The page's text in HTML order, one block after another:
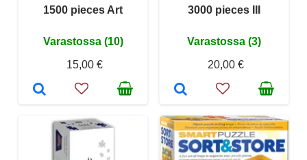
1500 pieces Art
Varastossa (10)
15,00 €
3000 pieces III
Varastossa (3)
20,00 €